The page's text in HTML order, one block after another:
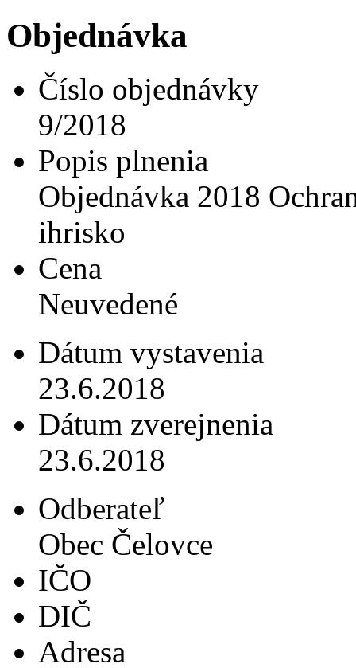
Objednávka
Číslo objednávky
9/2018
Popis plnenia
Objednávka 2018
ihrisko
Cena
Neuvedené
Dátum vystavenia
23.6.2018
Dátum zverejnenia
23.6.2018
Odberateľ
Obec Čelovce
IČO
DIČ
Adresa